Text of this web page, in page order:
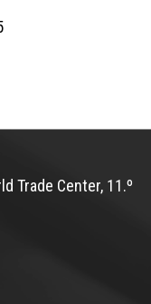
Trade Center, 11.º